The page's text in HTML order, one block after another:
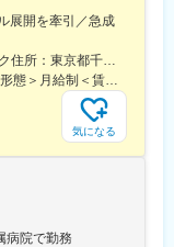
)、立川南駅、高輪ゲー
、葭川公園駅、大神
国際センター駅、日吉
駅、福井城址大名町
西大橋駅、五条駅(京
本通駅、高松駅(香川
見橋駅、熊本城・市役
展開を牽引／急成
＜勤務地詳細＞東京神田整形外科クリニック住所：東京都千代田区鍛冶町2丁目8-6 メディカルプライム神田3F勤務地最寄駅：JR山手線／神田駅受動喫煙対策：屋内全面禁煙変更の範囲：会社の定める事業所
＜予定年収＞1,500万円～2,000万円＜賃金形態＞月給制＜賃金内訳＞月額（基本給）：1,200,000円～1,500,000円＜月給＞1,200,000円～1,500,000円＜昇給有無＞有＜残業手当＞有＜給与補足＞※経験やスキルを考慮して決定します。■昇給：年1回■賞与：年2回賃金はあくまでも目安の金額であり、選考を通じて上下する可能性があります。月給(月額)は固定手当を含めた表記です。
気になる
病院で勤務